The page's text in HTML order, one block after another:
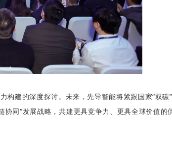
构建的深度探讨。未来，先导智能将紧跟国家“双碳
同“发展战略，共建更具竞争力、更具全球价值的